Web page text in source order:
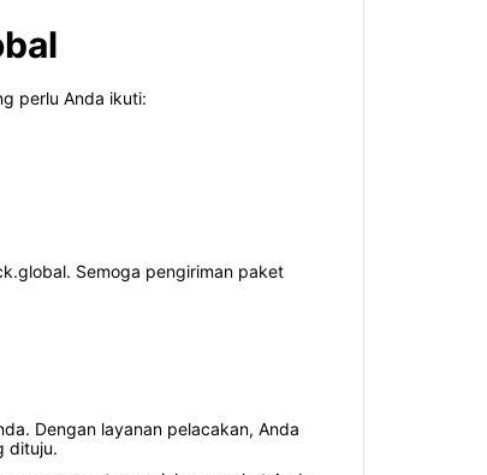
perlu Anda ikuti:
Semoga pengiriman paket
Dengan layanan pelacakan, Anda
dituju.